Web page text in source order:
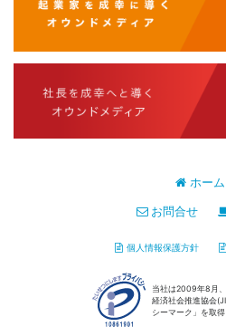
ホーム
お問合せ
個人情報保護方針
当社は2009年8月
経済社会推進協会
シーマーク」を取得